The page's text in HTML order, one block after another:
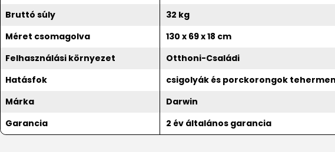
Bruttó súly
32 kg
Méret csomagolva
130 x 69 x 18 cm
Felhasználási környezet
Otthoni-Családi
Hatásfok
csigolyák és porckorongok
Márka
Darwin
Garancia
2 év általános garancia